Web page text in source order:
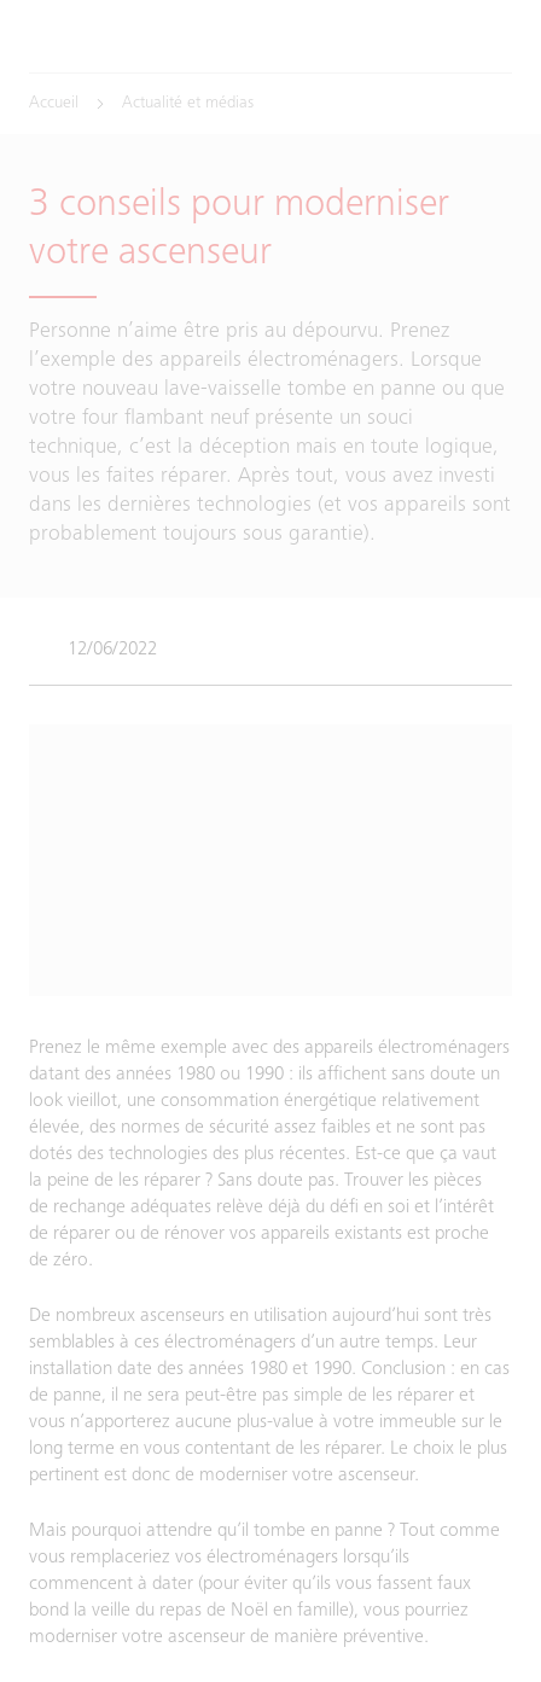
Accueil Actualité et médias
3 conseils pour moderniser
votre ascenseur
Personne n’aime être pris au dépourvu. Prenez
l’exemple des appareils électroménagers. Lorsque
votre nouveau lave-vaisselle tombe en panne ou que
votre four flambant neuf présente un souci
technique, c’est la déception mais en toute logique,
vous les faites réparer. Après tout, vous avez investi
dans les dernières technologies (et vos appareils sont
probablement toujours sous garantie).
12/06/2022
Prenez le même exemple avec des appareils électroménagers
datant des années 1980 ou 1990 : ils affichent sans doute un
look vieillot, une consommation énergétique relativement
élevée, des normes de sécurité assez faibles et ne sont pas
dotés des technologies des plus récentes. Est-ce que ça vaut
la peine de les réparer ? Sans doute pas. Trouver les pièces
de rechange adéquates relève déjà du défi en soi et l’intérêt
de réparer ou de rénover vos appareils existants est proche
de zéro.
De nombreux ascenseurs en utilisation aujourd’hui sont très
semblables à ces électroménagers d’un autre temps. Leur
installation date des années 1980 et 1990. Conclusion : en cas
de panne, il ne sera peut-être pas simple de les réparer et
vous n’apporterez aucune plus-value à votre immeuble sur le
long terme en vous contentant de les réparer. Le choix le plus
pertinent est donc de moderniser votre ascenseur.
Mais pourquoi attendre qu’il tombe en panne ? Tout comme
vous remplaceriez vos électroménagers lorsqu’ils
commencent à dater (pour éviter qu’ils vous fassent faux
bond la veille du repas de Noël en famille), vous pourriez
moderniser votre ascenseur de manière préventive.